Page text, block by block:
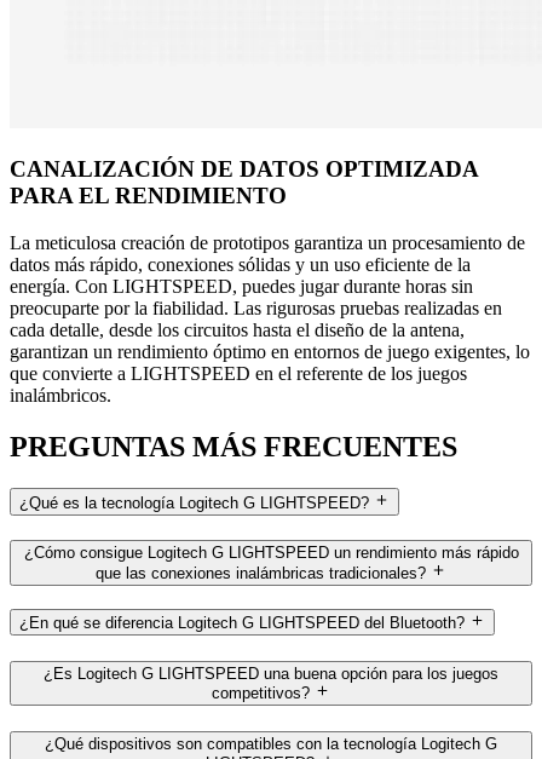
CANALIZACIÓN DE DATOS OPTIMIZADA
PARA EL RENDIMIENTO
La meticulosa creación de prototipos garantiza un procesamiento de
datos más rápido, conexiones sólidas y un uso eficiente de la
energía. Con LIGHTSPEED, puedes jugar durante horas sin
preocuparte por la fiabilidad. Las rigurosas pruebas realizadas en
cada detalle, desde los circuitos hasta el diseño de la antena,
garantizan un rendimiento óptimo en entornos de juego exigentes, lo
que convierte a LIGHTSPEED en el referente de los juegos
inalámbricos.
PREGUNTAS MÁS FRECUENTES
¿Qué es la tecnología Logitech G LIGHTSPEED?
¿Cómo consigue Logitech G LIGHTSPEED un rendimiento más rápido
que las conexiones inalámbricas tradicionales?
¿En qué se diferencia Logitech G LIGHTSPEED del Bluetooth?
¿Es Logitech G LIGHTSPEED una buena opción para los juegos
competitivos?
¿Qué dispositivos son compatibles con la tecnología Logitech G